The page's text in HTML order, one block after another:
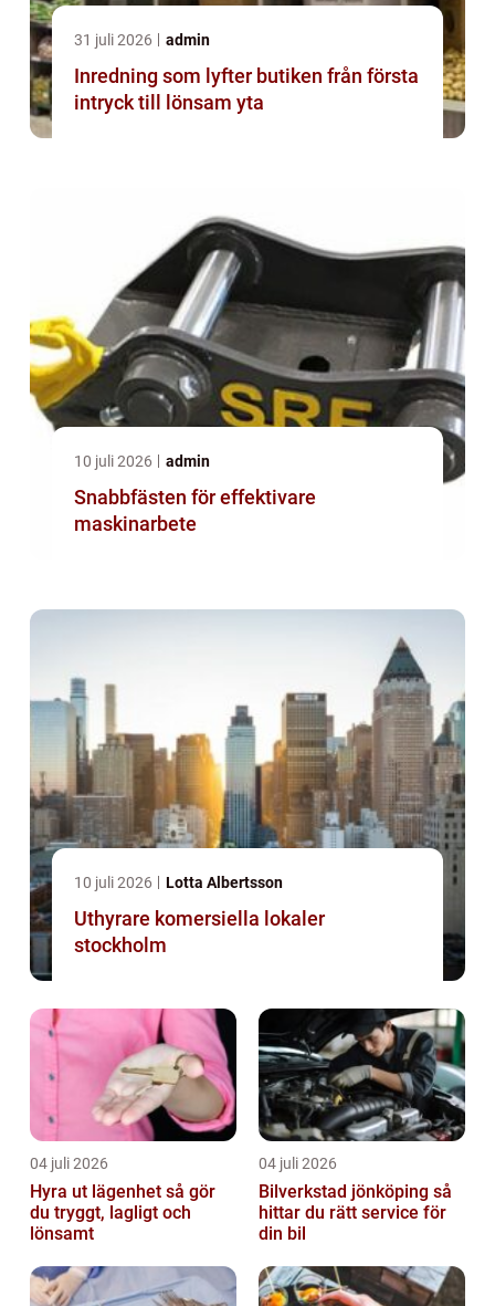
31 juli 2026 admin
Inredning som lyfter butiken från första
intryck till lönsam yta
10 juli 2026 admin
Snabbfästen för effektivare
maskinarbete
10 juli 2026 Lotta Albertsson
Uthyrare komersiella lokaler
stockholm
04 juli 2026
Hyra ut lägenhet så gör
du tryggt, lagligt och
lönsamt
04 juli 2026
Bilverkstad jönköping så
hittar du rätt service för
din bil